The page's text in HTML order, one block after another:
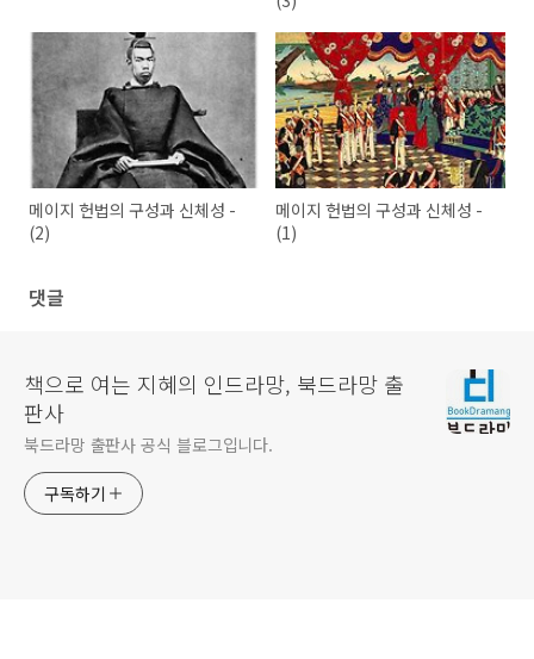
메이지 헌법의 구성과 신체성 -
(2)
메이지 헌법의 구성과 신체성 -
(1)
댓글
책으로 여는 지혜의 인드라망, 북드라망 출
판사
북드라망 출판사 공식 블로그입니다.
구독하기